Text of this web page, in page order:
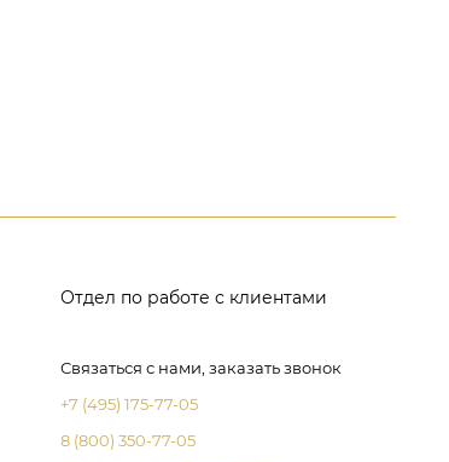
Отдел по работе с клиентами
Связаться с нами, заказать звонок
+7 (495) 175-77-05
8 (800) 350-77-05